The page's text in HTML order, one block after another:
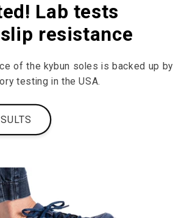
Lab tests
resistance
of the kybun soles is backed up by
testing in the USA.